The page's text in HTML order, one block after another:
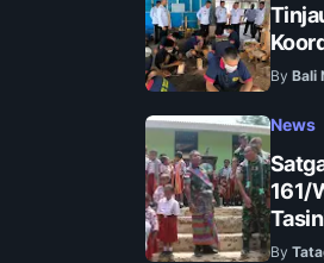
By Bali
News
161/
By